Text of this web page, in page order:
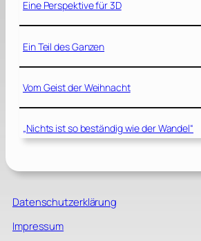
Eine Perspektive für 3D
Ein Teil des Ganzen
Vom Geist der Weihnacht
„Nichts ist so beständig wie der Wandel“
Datenschutzerklärung
Impressum